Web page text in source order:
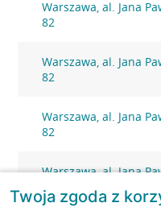
Warszawa, al. Jana
82
Warszawa, al. Jana
82
Warszawa, al. Jana
82
Warszawa, al. Jana
82
Twoja zgoda z